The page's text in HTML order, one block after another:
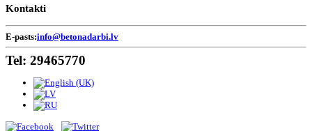
Kontakti
E-pasts:info@betonadarbi.lv
Tel: 29465770